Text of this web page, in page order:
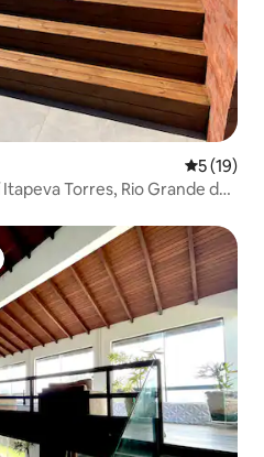
5 af 5 í
5 (19)
Torres, Rio Grande do